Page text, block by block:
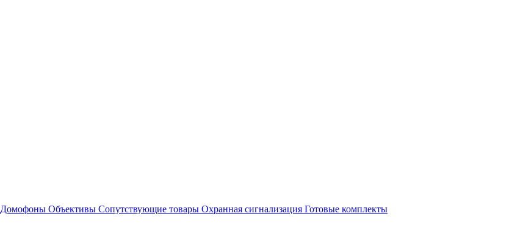
Домофоны Объективы Сопутствующие товары Охранная сигнализация Готовые комплекты